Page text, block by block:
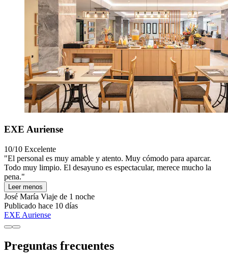
EXE Auriense
10/10 Excelente
"El personal es muy amable y atento. Muy cómodo para aparcar.
Todo muy limpio. El desayuno es espectacular, merece mucho la
pena."
Leer menos
José María Viaje de 1 noche
Publicado hace 10 días
EXE Auriense
Preguntas frecuentes